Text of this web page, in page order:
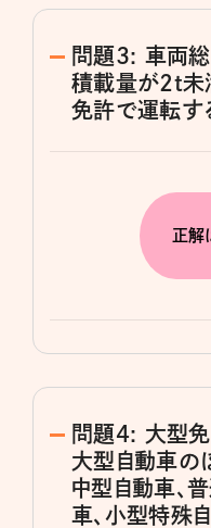
問題3: 車両
積載量が2t未
免許で運転す
正解
問題4: 大型免
大型自動車の
中型自動車、
車、小型特殊